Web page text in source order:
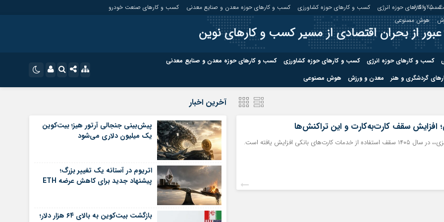
:
6:56:25
کسب و کارهای حوزه انرژی کسب و کارهای حوزه کشاورزی کسب و کارهای حوزه معدن و صنایع معدنی
کسب و کارهای صنعت خودرو
هوش مصنوعی
عبور از بحران اقتصادی از مسیر کسب و کارهای نوین
کسب و کارهای حوزه انرژی کسب و کارهای حوزه کشاورزی
کسب و کارهای حوزه معدن و صنایع معدنی
گردشگری و هنر معدن و ورزش هوش مصنوعی
سروش
آپارات
رمز عبور
مرا به خاطر بسپار
صفحه نخست
کشاورزی کسب و کارهای حوزه معدن و
صنایع معدنی
کسب و کارهای صنعت خودرو کسب و کارهای گردشگری و هنر
کسب و کارهای گردشگری و هنر
افزایش سقف کارت‌به‌کارت و این تراکنش‌ها
کارت‌های بانکی افزایش یافته است.
آخرین اخبار
پیش‌بینی جنجالی آرتور هیز؛ بیت‌کوین
یک میلیون دلاری می‌شود
اتریوم در آستانه یک تغییر بزرگ؛
پیشنهاد جدید برای کاهش عرضه ETH
بازگشت بیت‌کوین به بالای ۶۴ هزار دلار؛